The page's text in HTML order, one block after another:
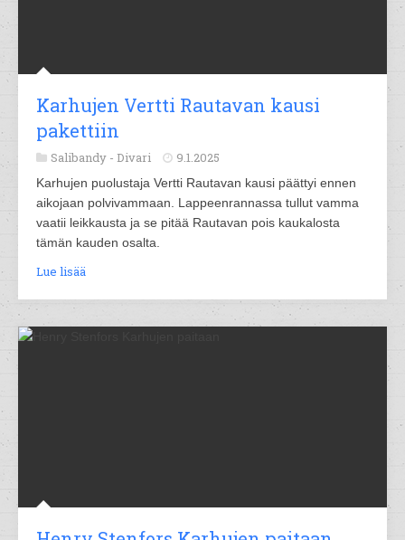
Karhujen Vertti Rautavan kausi
pakettiin
Salibandy - Divari 9.1.2025
Karhujen puolustaja Vertti Rautavan kausi päättyi ennen
aikojaan polvivammaan. Lappeenrannassa tullut vamma
vaatii leikkausta ja se pitää Rautavan pois kaukalosta
tämän kauden osalta.
Lue lisää